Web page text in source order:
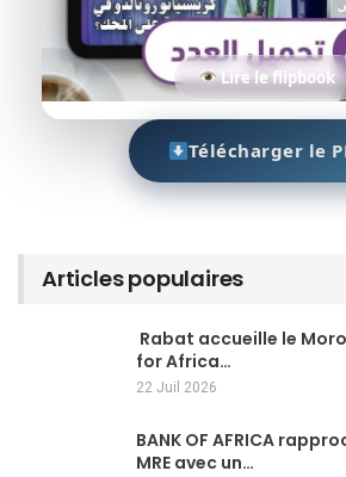
Lire le flipbook
Télécharger le
Articles populaires
Rabat accueille le
for Africa…
22 Juil 2026
BANK OF AFRICA
MRE avec un…